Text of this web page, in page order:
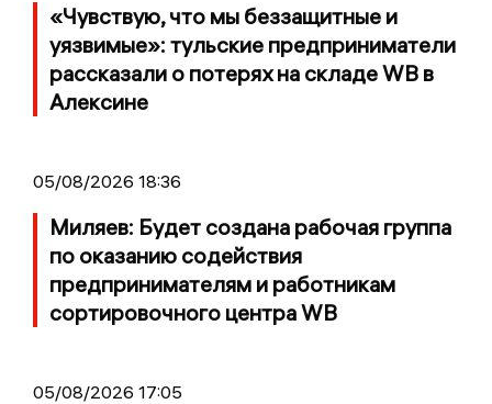
«Чувствую, что мы беззащитные и
уязвимые»: тульские предприниматели
рассказали о потерях на складе WB в
Алексине
05/08/2026 18:36
Миляев: Будет создана рабочая группа
по оказанию содействия
предпринимателям и работникам
сортировочного центра WB
05/08/2026 17:05